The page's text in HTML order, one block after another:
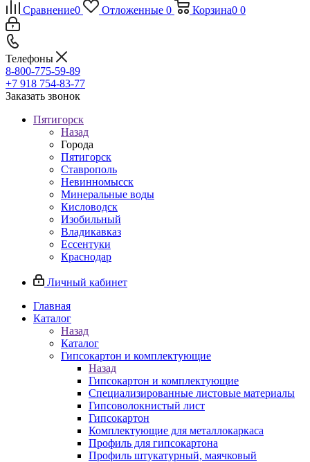
Сравнение0 Отложенные 0 Корзина0 0
Телефоны
8-800-775-59-89
+7 918 754-83-77
Заказать звонок
Пятигорск
Назад
Города
Пятигорск
Ставрополь
Невинномысск
Минеральные воды
Кисловодск
Изобильный
Владикавказ
Ессентуки
Краснодар
Личный кабинет
Главная
Каталог
Назад
Каталог
Гипсокартон и комплектующие
Назад
Гипсокартон и комплектующие
Специализированные листовые материалы
Гипсоволокнистый лист
Гипсокартон
Комплектующие для металлокаркаса
Профиль для гипсокартона
Профиль штукатурный, маячковый